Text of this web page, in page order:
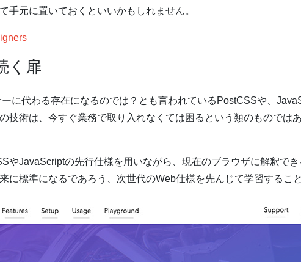
手元に置いておくといいかもしれません。
く扉
に代わる存在になるのでは？とも言われているPostCSSや、
技術は、今すぐ業務で取り入れなくては困るという類のものでは
やJavaScriptの先行仕様を用いながら、現在のブラウザに解釈で
に標準になるであろう、次世代のWeb仕様を先んじて学習するこ